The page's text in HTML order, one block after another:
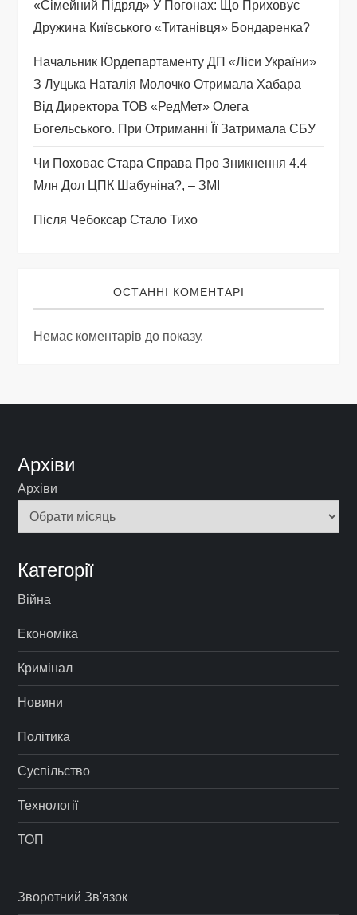
и
с
і
в
«Сімейний Підряд» У Погонах: Що Приховує
Дружина Київського «титанівця» Бондаренка?
Начальник Юрдепартаменту ДП «Ліси України»
З Луцька Наталія Молочко Отримала Хабара
Від Директора ТОВ «РедМет» Олега
Богельського. При Отриманні Її Затримала СБУ
Чи Поховає Стара Справа Про Зникнення 4.4
Млн Дол ЦПК Шабуніна?, – ЗМІ
Після Чебоксар Стало Тихо
ОСТАННІ КОМЕНТАРІ
Немає коментарів до показу.
Архіви
Архіви
Категорії
Війна
Економіка
Кримінал
Новини
Політика
Суспільство
Технології
ТОП
Зворотний Зв'язок